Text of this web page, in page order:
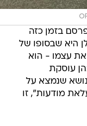
בזמן כזה
היא שבסופו של
עצמו - הוא
עוסקת
שנמצא על
מודעות", זו